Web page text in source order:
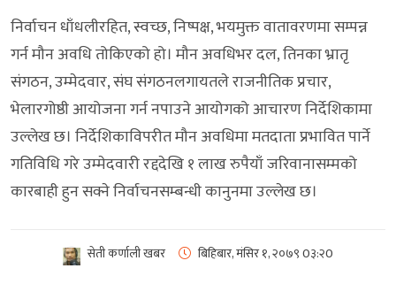
निर्वाचन धाँधलीरहित, स्वच्छ, निष्पक्ष, भयमुक्त वातावरणमा सम्पन्न
गर्न मौन अवधि तोकिएको हो। मौन अवधिभर दल, तिनका भ्रातृ
संगठन, उम्मेदवार, संघ संगठनलगायतले राजनीतिक प्रचार,
भेलारगोष्ठी आयोजना गर्न नपाउने आयोगको आचारण निर्देशिकामा
उल्लेख छ। निर्देशिकाविपरीत मौन अवधिमा मतदाता प्रभावित पार्ने
गतिविधि गरे उम्मेदवारी रद्ददेखि १ लाख रुपैयाँ जरिवानासम्मको
कारबाही हुन सक्ने निर्वाचनसम्बन्धी कानुनमा उल्लेख छ।
सेती कर्णाली खबर बिहिबार, मंसिर १, २०७९0३:२0